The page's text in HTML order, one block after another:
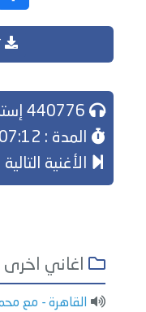
المدة : 07:12
الأغنية التالية
اغاني
القاهرة - مع